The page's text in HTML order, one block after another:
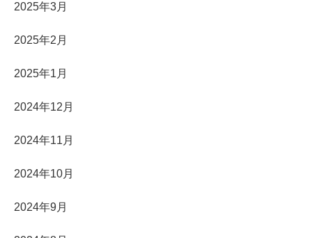
2025年3月
2025年2月
2025年1月
2024年12月
2024年11月
2024年10月
2024年9月